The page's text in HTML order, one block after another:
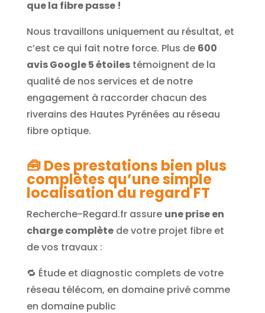
que la fibre passe !
Nous travaillons uniquement au résultat, et
c’est ce qui fait notre force. Plus de 600
avis Google 5 étoilestémoignent de la
qualité de nos services et de notre
engagement à raccorder chacun des
riverains des Hautes Pyrénées au réseau
fibre optique.
🧰Des prestations bien plus
complètes qu’une simple
localisation du regard FT
Recherche-Regard.fr assure une prise en
charge complètede votre projet fibre et
de vos travaux :
🔁 Étude et diagnostic complets de votre
réseau télécom, en domaine privé comme
en domaine public